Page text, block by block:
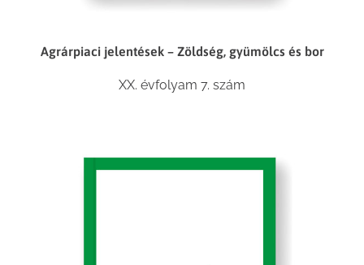
Agrárpiaci jelentések – Zöldség, gyümölcs és bor
XX. évfolyam 7. szám